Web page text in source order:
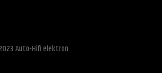
Auto-Hifi elektron